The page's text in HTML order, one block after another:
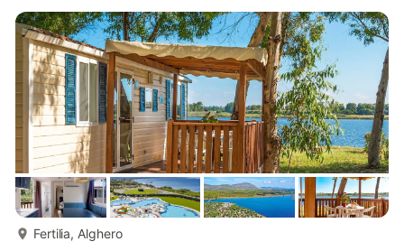
Fertilia, Alghero